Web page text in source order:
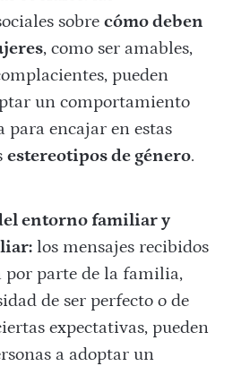
sobre cómo deben
, como ser amables,
pueden
un comportamiento
para encajar en estas
estereotipos de género.
entorno familiar y
los mensajes recibidos
parte de la familia,
de ser perfecto o de
expectativas, pueden
a adoptar un